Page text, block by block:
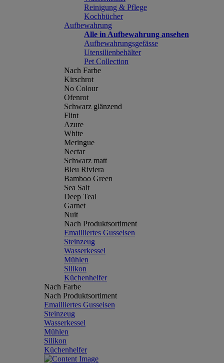
Reinigung & Pflege
Kochbücher
Aufbewahrung
Alle in Aufbewahrung ansehen
Aufbewahrungsgefässe
Utensilienbehälter
Pet Collection
Nach Farbe
Kirschrot
No Colour
Ofenrot
Schwarz glänzend
Flint
Azure
White
Meringue
Nectar
Schwarz matt
Bleu Riviera
Bamboo Green
Sea Salt
Deep Teal
Garnet
Nuit
Nach Produktsortiment
Emailliertes Gusseisen
Steinzeug
Wasserkessel
Mühlen
Silikon
Küchenhelfer
Nach Farbe
Nach Produktsortiment
Emailliertes Gusseisen
Steinzeug
Wasserkessel
Mühlen
Silikon
Küchenhelfer